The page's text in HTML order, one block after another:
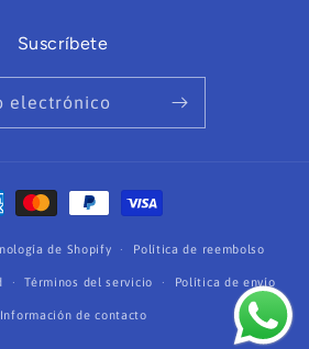
Suscríbete
electrónico
de Shopify Política de reembolso
Términos del servicio Política de envío
Información de contacto